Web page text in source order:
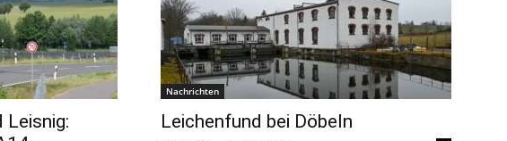
Leisnig:
Nachrichten
Leichenfund bei Döbeln